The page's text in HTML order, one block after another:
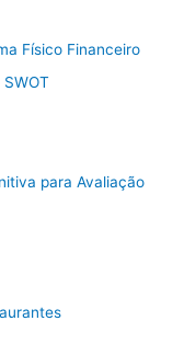
Físico Financeiro
para Avaliação